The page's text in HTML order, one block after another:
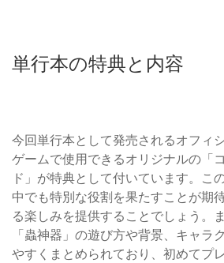
単行本の特典と内容
今回単行本として発売されるオフィ
ゲームで使用できるオリジナルの「
ド」が特典として付いています。こ
中でも特別な役割を果たすことが期
る楽しみを提供することでしょう。
「蟲神器」の遊び方や背景、キャラ
やすくまとめられており、初めてプ